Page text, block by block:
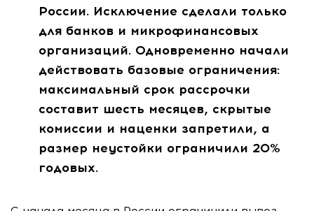
России. Исключение сделали только
для банков и микрофинансовых
организаций. Одновременно начали
действовать базовые ограничения:
максимальный срок рассрочки
составит шесть месяцев, скрытые
комиссии и наценки запретили, а
размер неустойки ограничили 20%
годовых.